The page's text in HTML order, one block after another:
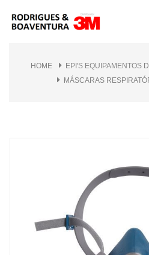
HOME
EPI'S EQUIPAMENTOS
MÁSCARAS